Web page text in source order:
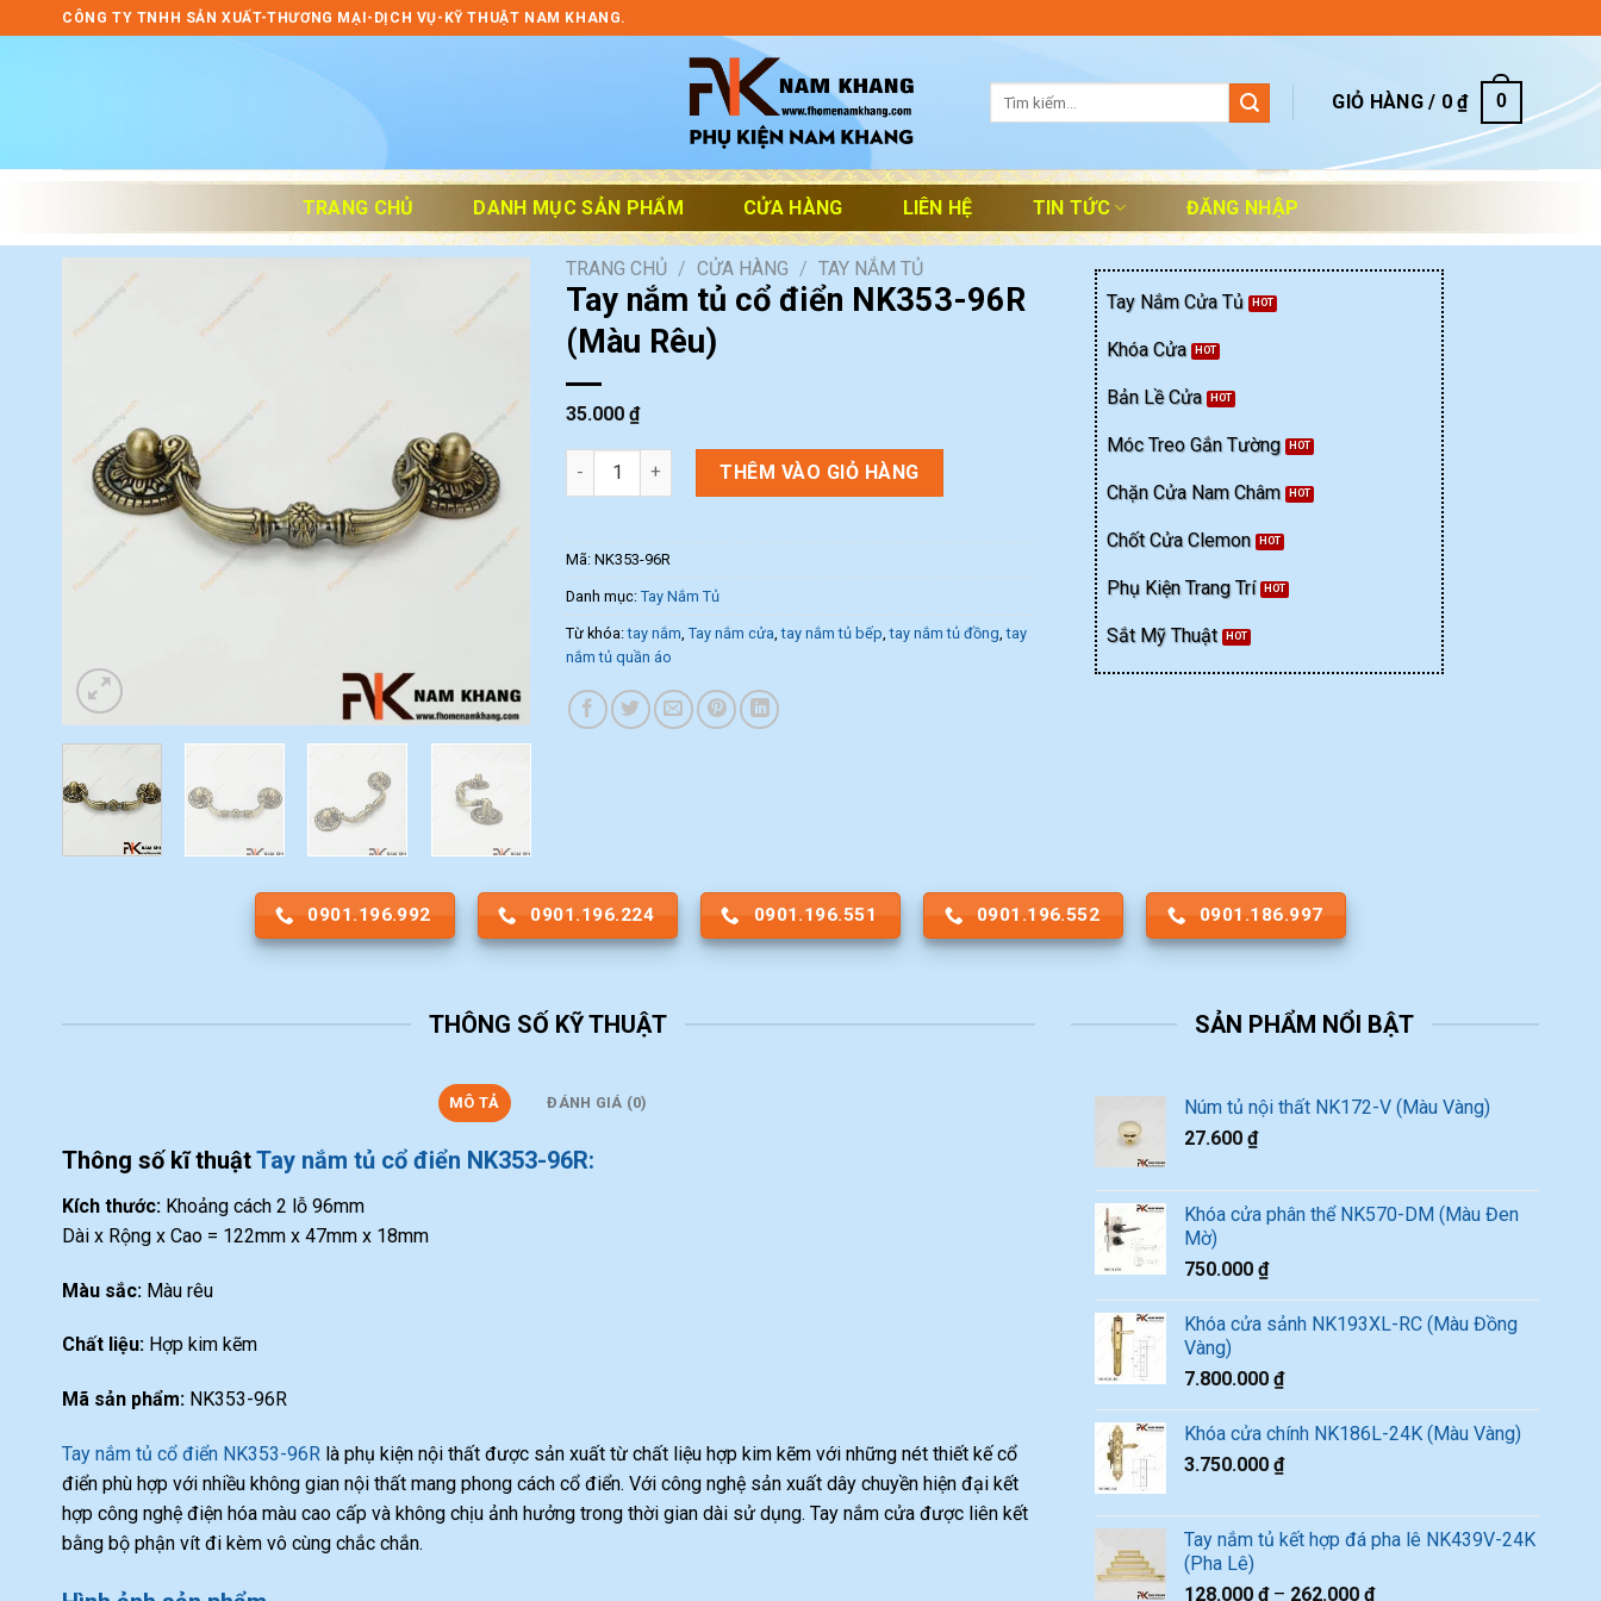
to
CÔNG TY TNHH SẢN XUẤT-THƯƠNG MẠI-DỊCH VỤ-KỸ THUẬT NAM KHANG.
GIỎ HÀNG / 0₫ 0
TRANG CHỦ DANH MỤC SẢN PHẨM CỬA HÀNG LIÊN HỆ TIN TỨC ĐĂNG NHẬP
TRANG CHỦ / CỬA HÀNG / TAY NẮM TỦ
Tay nắm tủ cổ điển NK353-96R
(Màu Rêu)
35.000₫
Tay nắm tủ cổ điển NK353-96R (Màu Rêu) số lượng
THÊM VÀO GIỎ HÀNG
Mã:NK353-96R
Danh mục:Tay Nắm Tủ
Từ khóa:tay nắm ,Tay nắm cửa ,tay nắm tủ bếp ,tay nắm tủ đồng ,tay
nắm tủ quần áo
Tay Nắm Cửa Tủ
Khóa Cửa
Bản Lề Cửa
Móc Treo Gắn Tường
Chặn Cửa Nam Châm
Chốt Cửa Clemon
Phụ Kiện Trang Trí
Sắt Mỹ Thuật
0901.196.992 0901.196.224 0901.196.551 0901.196.552 0901.186.997
THÔNG SỐ KỸ THUẬT
MÔ TẢ ĐÁNH GIÁ (0)
Thông số kĩ thuậtTay nắm tủ cổ điển NK353-96R:
Kích thước: Khoảng cách 2 lỗ 96mm
Dài x Rộng x Cao = 122mm x 47mm x 18mm
Màu sắc: Màu rêu
Chất liệu: Hợp kim kẽm
Mã sản phẩm: NK353-96R
Tay nắm tủ cổ điển NK353-96R là phụ kiện nội thất được sản xuất từ chất liệu hợp kim kẽm với những nét thiết kế cổ
điển phù hợp với nhiều không gian nội thất mang phong cách cổ điển. Với công nghệ sản xuất dây chuyền hiện đại kết
hợp công nghệ điện hóa màu cao cấp và không chịu ảnh hưởng trong thời gian dài sử dụng. Tay nắm cửa được liên kết
bằng bộ phận vít đi kèm vô cùng chắc chắn.
SẢN PHẨM NỔI BẬT
Núm tủ nội thất NK172-V (Màu Vàng)
27.600₫
Khóa cửa phân thể NK570-DM (Màu Đen
Mờ)
750.000₫
Khóa cửa sảnh NK193XL-RC (Màu Đồng
Vàng)
7.800.000₫
Khóa cửa chính NK186L-24K (Màu Vàng)
3.750.000₫
Tay nắm tủ kết hợp đá pha lê NK439V-24K
(Pha Lê)
128.000₫– 262.000₫